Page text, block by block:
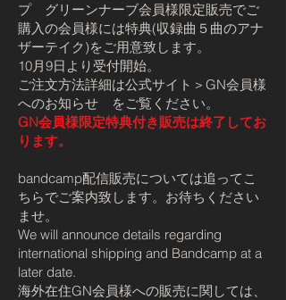
プ グリーンナーブ会員様限定販売でご
購入の会員様には特典(収録曲５曲のアナ
ザーテイク)をご用意致します。
10月9日より受付開始。
ご注文方法詳細は公式サイト＞GN会員様
へのお知らせ をご覧ください。
GN会員様限定特典付き販売は終了してお
ります。
bandcamp配信販売については追ってこ
ちらでご案内致します。お待ちください
ませ。
We will announce details regarding
international shipping and Bandcamp at a
later date.
海外在住GN会員様への販売に関しては、